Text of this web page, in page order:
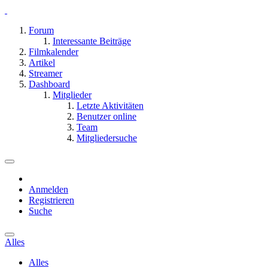
Forum
Interessante Beiträge
Filmkalender
Artikel
Streamer
Dashboard
Mitglieder
Letzte Aktivitäten
Benutzer online
Team
Mitgliedersuche
Anmelden
Registrieren
Suche
Alles
Alles